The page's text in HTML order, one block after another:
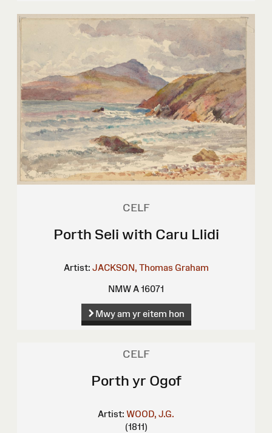
CELF
Porth Seli with Caru Llidi
Artist: JACKSON, Thomas Graham
NMW A 16071
Mwy am yr eitem hon
CELF
Porth yr Ogof
Artist: WOOD, J.G.
(1811)